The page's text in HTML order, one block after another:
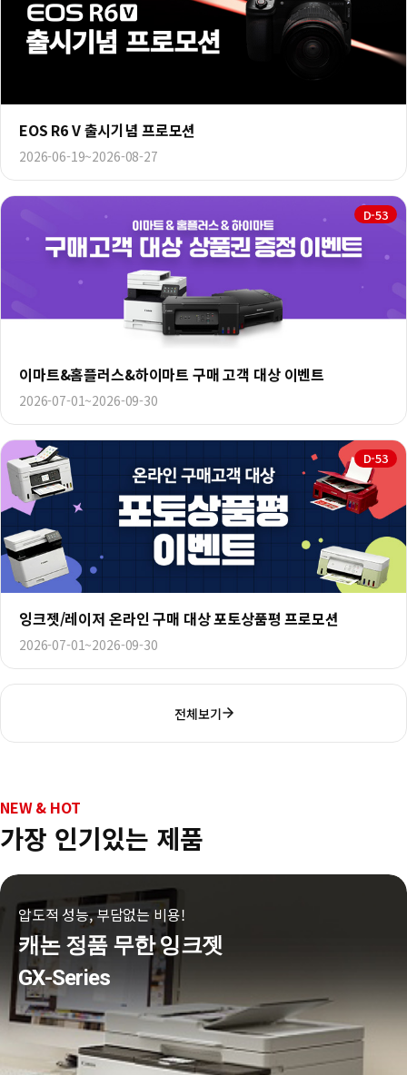
EOS R6 V 출시기념 프로모션
2026-06-19~2026-08-27
D-53
이마트&홈플러스&하이마트 구매 고객 대상 이벤트
2026-07-01~2026-09-30
D-53
잉크젯/레이저 온라인 구매 대상 포토상품평 프로모션
2026-07-01~2026-09-30
전체보기
NEW & HOT
가장 인기있는 제품
압도적 성능, 부담없는 비용!
캐논 정품 무한 잉크젯
GX-Series